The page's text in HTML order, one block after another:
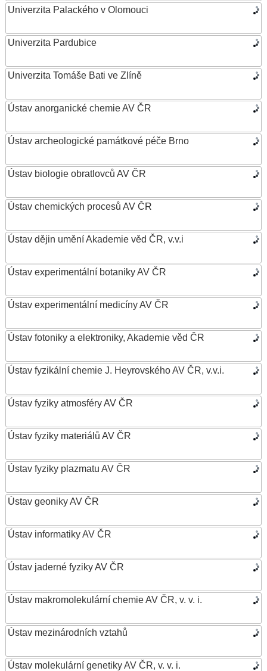
Univerzita Palackého v Olomouci
Univerzita Pardubice
Univerzita Tomáše Bati ve Zlíně
Ústav anorganické chemie AV ČR
Ústav archeologické památkové péče Brno
Ústav biologie obratlovců AV ČR
Ústav chemických procesů AV ČR
Ústav dějin umění Akademie věd ČR, v.v.i
Ústav experimentální botaniky AV ČR
Ústav experimentální medicíny AV ČR
Ústav fotoniky a elektroniky, Akademie věd ČR
Ústav fyzikální chemie J. Heyrovského AV ČR, v.v.i.
Ústav fyziky atmosféry AV ČR
Ústav fyziky materiálů AV ČR
Ústav fyziky plazmatu AV ČR
Ústav geoniky AV ČR
Ústav informatiky AV ČR
Ústav jaderné fyziky AV ČR
Ústav makromolekulární chemie AV ČR, v. v. i.
Ústav mezinárodních vztahů
Ústav molekulární genetiky AV ČR, v. v. i.